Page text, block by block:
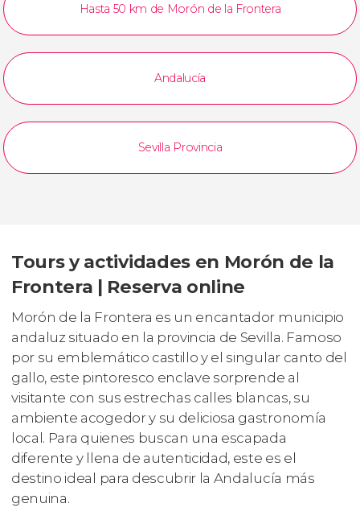
Hasta 50 km de Morón de la Frontera
Andalucía
Sevilla Provincia
Tours y actividades en Morón de la
Frontera | Reserva online
Morón de la Frontera es un encantador municipio
andaluz situado en la provincia de Sevilla. Famoso
por su emblemático castillo y el singular canto del
gallo, este pintoresco enclave sorprende al
visitante con sus estrechas calles blancas, su
ambiente acogedor y su deliciosa gastronomía
local. Para quienes buscan una escapada
diferente y llena de autenticidad, este es el
destino ideal para descubrir la Andalucía más
genuina.